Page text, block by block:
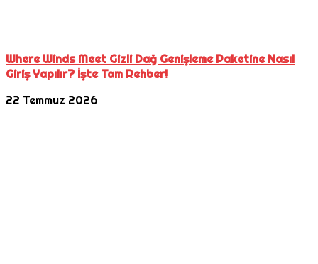
Where Winds Meet Gizli Dağ Genişleme Paketine Nasıl
Giriş Yapılır? İşte Tam Rehber!
22 Temmuz 2026